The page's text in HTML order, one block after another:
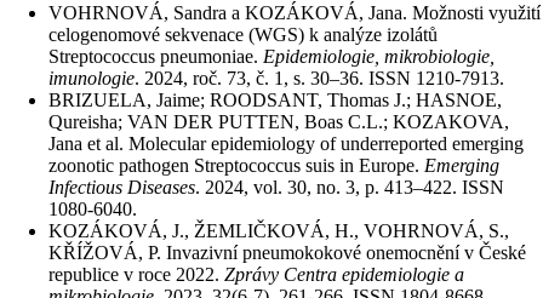
VOHRNOVÁ, Sandra a KOZÁKOVÁ, Jana. Možnosti využití
celogenomové sekvenace (WGS) k analýze izolátů
Streptococcus pneumoniae. Epidemiologie, mikrobiologie,
imunologie. 2024, roč. 73, č. 1, s. 30–36. ISSN 1210-7913.
BRIZUELA, Jaime; ROODSANT, Thomas J.; HASNOE,
Qureisha; VAN DER PUTTEN, Boas C.L.; KOZAKOVA,
Jana et al. Molecular epidemiology of underreported emerging
zoonotic pathogen Streptococcus suis in Europe. Emerging
Infectious Diseases. 2024, vol. 30, no. 3, p. 413–422. ISSN
1080-6040.
KOZÁKOVÁ, J., ŽEMLIČKOVÁ, H., VOHRNOVÁ, S.,
KŘÍŽOVÁ, P. Invazivní pneumokokové onemocnění v České
republice v roce 2022. Zprávy Centra epidemiologie a